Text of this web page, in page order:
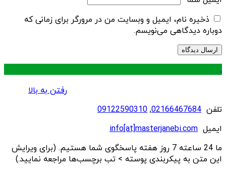
ذخیره نام، ایمیل و وبسایت من در مرورگر برای زمانی که
دوباره دیدگاهی می‌نویسم.
.
رفتن به بالا
تلفن 02166467684
,
09122590310
ایمیل info[at]masterjanebi.com
ما 24 ساعته 7 روز هفته پاسخگوی شما هستیم. (برای ویرایش
این متن به پیکربندی پوسته > تب برچسب‌ها مراجعه نمایید.)